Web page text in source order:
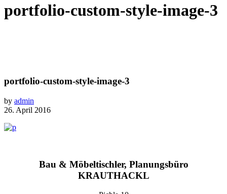
portfolio-custom-style-image-3
portfolio-custom-style-image-3
by admin
26. April 2016
Bau & Möbeltischler, Planungsbüro
KRAUTHACKL